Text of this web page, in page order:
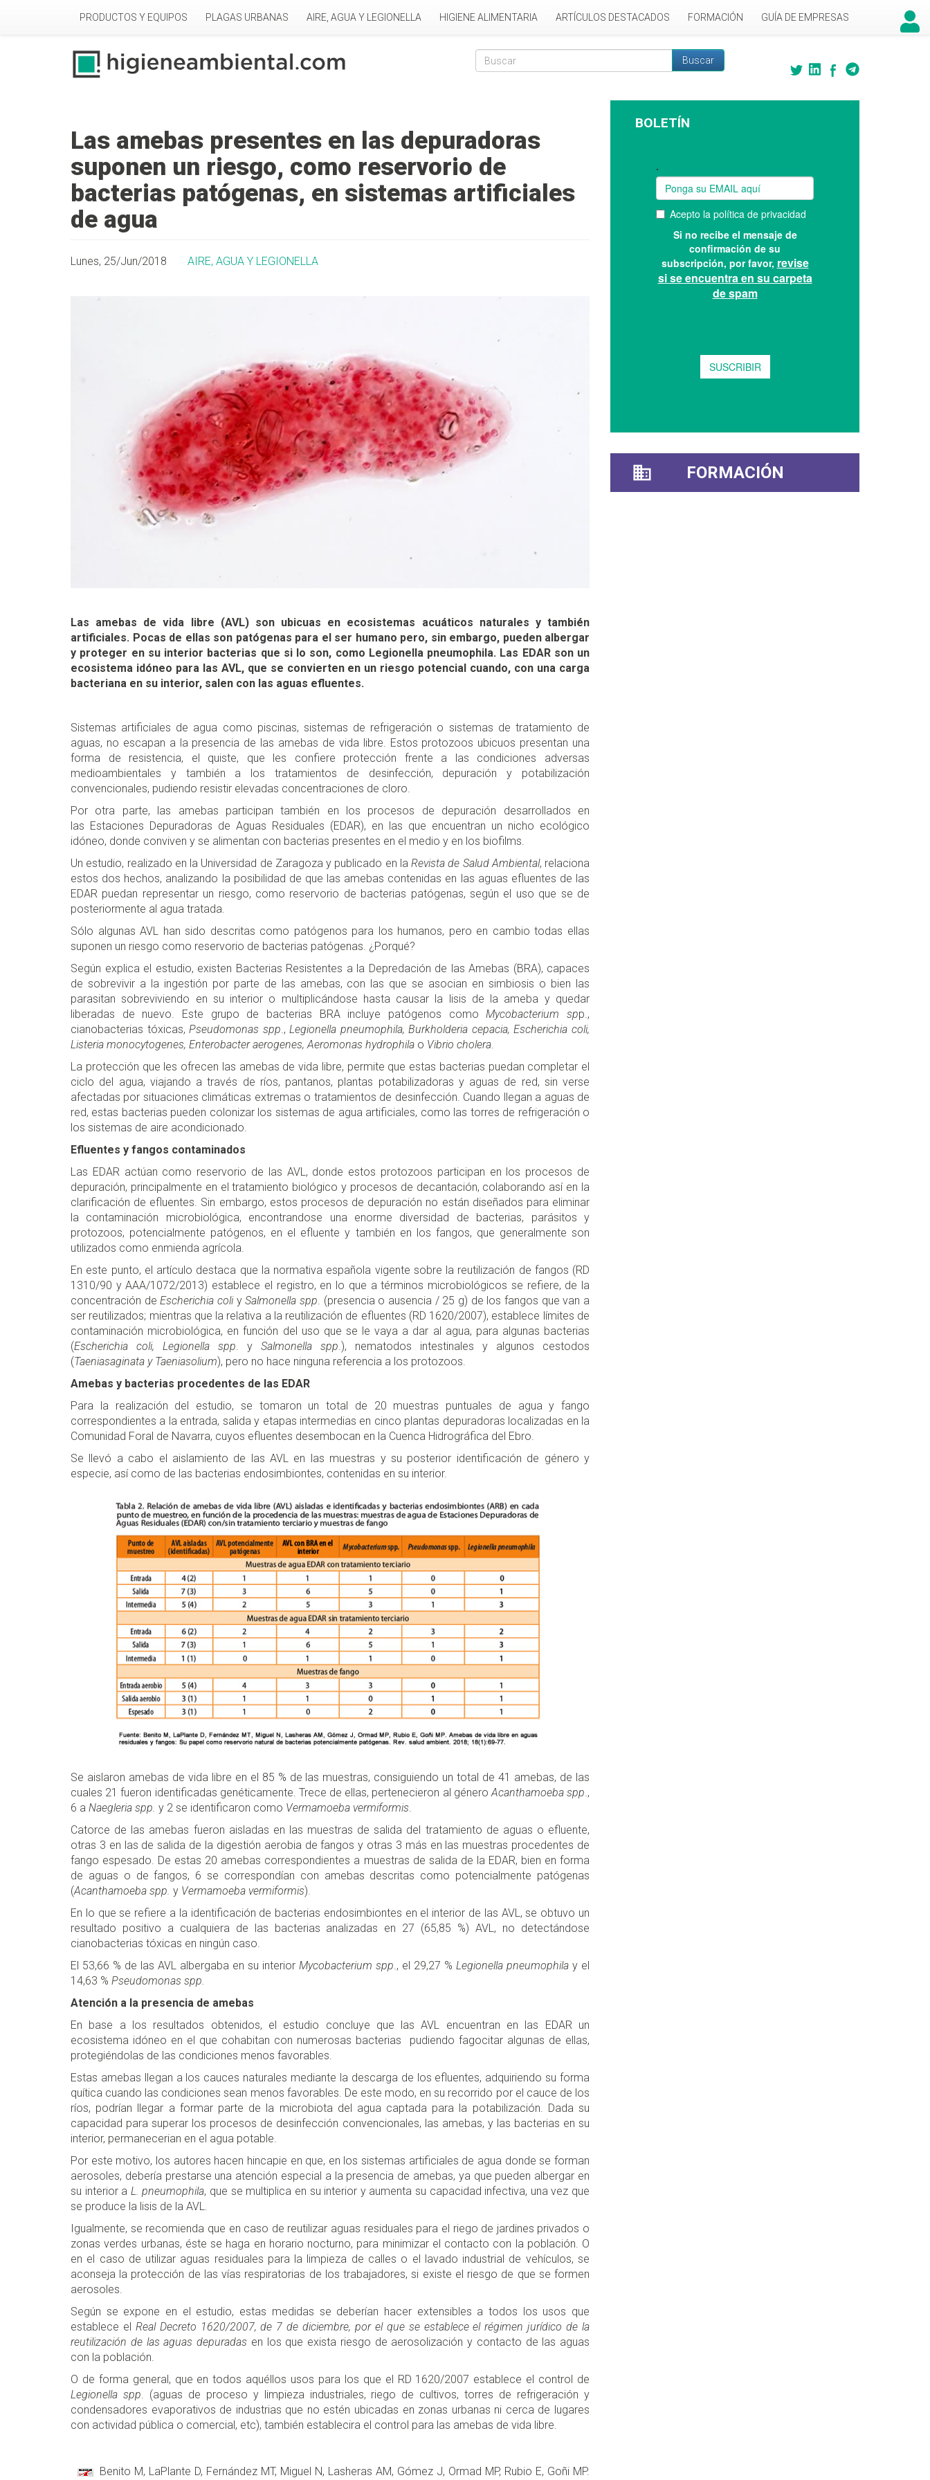
PRODUCTOS Y EQUIPOS PLAGAS URBANAS AIRE, AGUA Y LEGIONELLA HIGIENE ALIMENTARIA ARTÍCULOS DESTACADOS FORMACIÓN GUÍA DE EMPRESAS
Formulario de búsqueda
Buscar
Las amebas presentes en las depuradoras
suponen un riesgo, como reservorio de
bacterias patógenas, en sistemas artificiales
de agua
Lunes, 25/Jun/2018 AIRE, AGUA Y LEGIONELLA
Las amebas de vida libre (AVL) son ubicuas en ecosistemas acuáticos naturales y también
artificiales. Pocas de ellas son patógenas para el ser humano pero, sin embargo, pueden albergar
y proteger en su interior bacterias que si lo son, como Legionella pneumophila. Las EDAR son un
ecosistema idóneo para las AVL, que se convierten en un riesgo potencial cuando, con una carga
bacteriana en su interior, salen con las aguas efluentes.
Sistemas artificiales de agua como piscinas, sistemas de refrigeración o sistemas de tratamiento de
aguas, no escapan a la presencia de las amebas de vida libre. Estos protozoos ubicuos presentan una
forma de resistencia, el quiste, que les confiere protección frente a las condiciones adversas
medioambientales y también a los tratamientos de desinfección, depuración y potabilización
convencionales, pudiendo resistir elevadas concentraciones de cloro.
Por otra parte, las amebas participan también en los procesos de depuración desarrollados en
las Estaciones Depuradoras de Aguas Residuales (EDAR), en las que encuentran un nicho ecológico
idóneo, donde conviven y se alimentan con bacterias presentes en el medio y en los biofilms.
Un estudio, realizado en la Universidad de Zaragoza y publicado en la Revista de Salud Ambiental, relaciona
estos dos hechos, analizando la posibilidad de que las amebas contenidas en las aguas efluentes de las
EDAR puedan representar un riesgo, como reservorio de bacterias patógenas, según el uso que se de
posteriormente al agua tratada.
Sólo algunas AVL han sido descritas como patógenos para los humanos, pero en cambio todas ellas
suponen un riesgo como reservorio de bacterias patógenas. ¿Porqué?
Según explica el estudio, existen Bacterias Resistentes a la Depredación de las Amebas (BRA), capaces
de sobrevivir a la ingestión por parte de las amebas, con las que se asocian en simbiosis o bien las
parasitan sobreviviendo en su interior o multiplicándose hasta causar la lisis de la ameba y quedar
liberadas de nuevo. Este grupo de bacterias BRA incluye patógenos comoMycobacterium spp.,
cianobacterias tóxicas,Pseudomonas spp.,Legionella pneumophila, Burkholderia cepacia, Escherichia coli,
Listeria monocytogenes, Enterobacter aerogenes, Aeromonas hydrophila o Vibrio cholera.
La protección que les ofrecen las amebas de vida libre, permite que estas bacterias puedan completar el
ciclo del agua, viajando a través de ríos, pantanos, plantas potabilizadoras y aguas de red, sin verse
afectadas por situaciones climáticas extremas o tratamientos de desinfección. Cuando llegan a aguas de
red, estas bacterias pueden colonizar los sistemas de agua artificiales, como las torres de refrigeración o
los sistemas de aire acondicionado.
Efluentes y fangos contaminados
Las EDAR actúan como reservorio de las AVL, donde estos protozoos participan en los procesos de
depuración, principalmente en el tratamiento biológico y procesos de decantación, colaborando así en la
clarificación de efluentes. Sin embargo, estos procesos de depuración no están diseñados para eliminar
la contaminación microbiológica, encontrandose una enorme diversidad de bacterias, parásitos y
protozoos, potencialmente patógenos, en el efluente y también en los fangos, que generalmente son
utilizados como enmienda agrícola.
En este punto, el artículo destaca que la normativa española vigente sobre la reutilización de fangos (RD
1310/90 y AAA/1072/2013) establece el registro, en lo que a términos microbiológicos se refiere, de la
concentración deEscherichia coliySalmonella spp. (presencia o ausencia / 25 g) de los fangos que van a
ser reutilizados; mientras que la relativa a la reutilización de efluentes (RD 1620/2007), establece límites de
contaminación microbiológica, en función del uso que se le vaya a dar al agua, para algunas bacterias
(Escherichia coli, Legionella spp. y Salmonella spp.), nematodos intestinales y algunos cestodos
(Taeniasaginata y Taeniasolium), pero no hace ninguna referencia a los protozoos.
Amebas y bacterias procedentes de las EDAR
Para la realización del estudio, se tomaron un total de 20 muestras puntuales de agua y fango
correspondientes a la entrada, salida y etapas intermedias en cinco plantas depuradoras localizadas en la
Comunidad Foral de Navarra, cuyos efluentes desembocan en la Cuenca Hidrográfica del Ebro.
Se llevó a cabo el aislamiento de las AVL en las muestras y su posterior identificación de género y
especie, así como de las bacterias endosimbiontes, contenidas en su interior.
Se aislaron amebas de vida libre en el 85 % de las muestras, consiguiendo un total de 41 amebas, de las
cuales 21 fueron identificadas genéticamente. Trece de ellas, pertenecieron al géneroAcanthamoeba spp.,
6 a Naegleria spp. y 2 se identificaron como Vermamoeba vermiformis.
Catorce de las amebas fueron aisladas en las muestras de salida del tratamiento de aguas o efluente,
otras 3 en las de salida de la digestión aerobia de fangos y otras 3 más en las muestras procedentes de
fango espesado. De estas 20 amebas correspondientes a muestras de salida de la EDAR, bien en forma
de aguas o de fangos, 6 se correspondían con amebas descritas como potencialmente patógenas
(Acanthamoeba spp. y Vermamoeba vermiformis).
En lo que se refiere a la identificación de bacterias endosimbiontes en el interior de las AVL, se obtuvo un
resultado positivo a cualquiera de las bacterias analizadas en 27 (65,85 %) AVL, no detectándose
cianobacterias tóxicas en ningún caso.
El 53,66 % de las AVL albergaba en su interior Mycobacterium spp., el 29,27 % Legionella pneumophila y el
14,63 % Pseudomonas spp.
Atención a la presencia de amebas
En base a los resultados obtenidos, el estudio concluye que las AVL encuentran en las EDAR un
ecosistema idóneo en el que cohabitan con numerosas bacterias pudiendo fagocitar algunas de ellas,
protegiéndolas de las condiciones menos favorables.
Estas amebas llegan a los cauces naturales mediante la descarga de los efluentes, adquiriendo su forma
quítica cuando las condiciones sean menos favorables. De este modo, en su recorrido por el cauce de los
ríos, podrían llegar a formar parte de la microbiota del agua captada para la potabilización. Dada su
capacidad para superar los procesos de desinfección convencionales, las amebas, y las bacterias en su
interior, permanecerian en el agua potable.
Por este motivo, los autores hacen hincapie en que, en los sistemas artificiales de agua donde se forman
aerosoles, debería prestarse una atención especial a la presencia de amebas, ya que pueden albergar en
su interior a L. pneumophila, que se multiplica en su interior y aumenta su capacidad infectiva, una vez que
se produce la lisis de la AVL.
Igualmente, se recomienda que en caso de reutilizar aguas residuales para el riego de jardines privados o
zonas verdes urbanas, éste se haga en horario nocturno, para minimizar el contacto con la población. O
en el caso de utilizar aguas residuales para la limpieza de calles o el lavado industrial de vehículos, se
aconseja la protección de las vías respiratorias de los trabajadores, si existe el riesgo de que se formen
aerosoles.
Según se expone en el estudio, estas medidas se deberían hacer extensibles a todos los usos que
establece el Real Decreto 1620/2007, de 7 de diciembre, por el que se establece el régimen jurídico de la
reutilización de las aguas depuradas en los que exista riesgo de aerosolización y contacto de las aguas
con la población.
O de forma general, que en todos aquéllos usos para los que el RD 1620/2007 establece el control de
Legionella spp. (aguas de proceso y limpieza industriales, riego de cultivos, torres de refrigeración y
condensadores evaporativos de industrias que no estén ubicadas en zonas urbanas ni cerca de lugares
con actividad pública o comercial, etc), también establecira el control para las amebas de vida libre.
Benito M, LaPlante D, Fernández MT, Miguel N, Lasheras AM, Gómez J, Ormad MP, Rubio E, Goñi MP.
BOLETÍN
FORMACIÓN